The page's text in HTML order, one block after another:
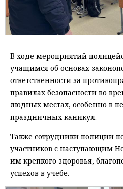
В ходе мероприятий
учащимся об основах
ответственности за
правилах безопасности во
людных местах, особенно в
праздничных каникул.
Также сотрудники полиции
участников с наступающим
им крепкого здоровья,
успехов в учебе.